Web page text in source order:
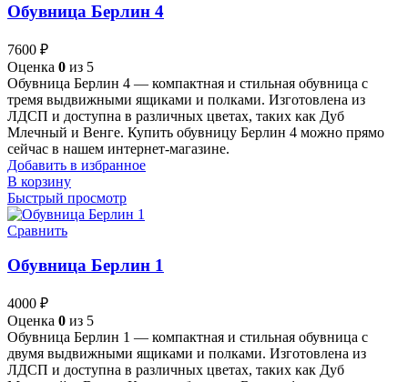
Обувница Берлин 4
7600 ₽
Оценка 0 из 5
Обувница Берлин 4 — компактная и стильная обувница с
тремя выдвижными ящиками и полками. Изготовлена из
ЛДСП и доступна в различных цветах, таких как Дуб
Млечный и Венге. Купить обувницу Берлин 4 можно прямо
сейчас в нашем интернет-магазине.
Добавить в избранное
В корзину
Быстрый просмотр
Сравнить
Обувница Берлин 1
4000 ₽
Оценка 0 из 5
Обувница Берлин 1 — компактная и стильная обувница с
двумя выдвижными ящиками и полками. Изготовлена из
ЛДСП и доступна в различных цветах, таких как Дуб